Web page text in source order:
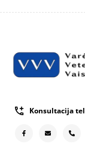
Konsultacija